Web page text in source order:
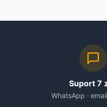
Suport 7
WhatsApp ·